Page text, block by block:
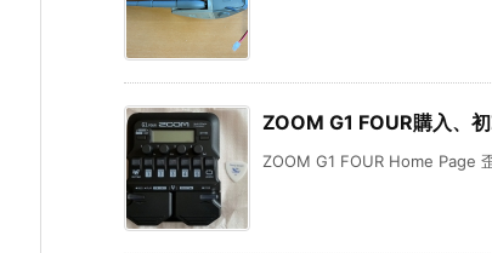
ZOOM G1 FOUR購入、
ZOOM G1 FOUR Home Page